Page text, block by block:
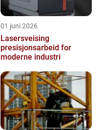
01 juni 2026
Lasersveising
presisjonsarbeid for
moderne industri